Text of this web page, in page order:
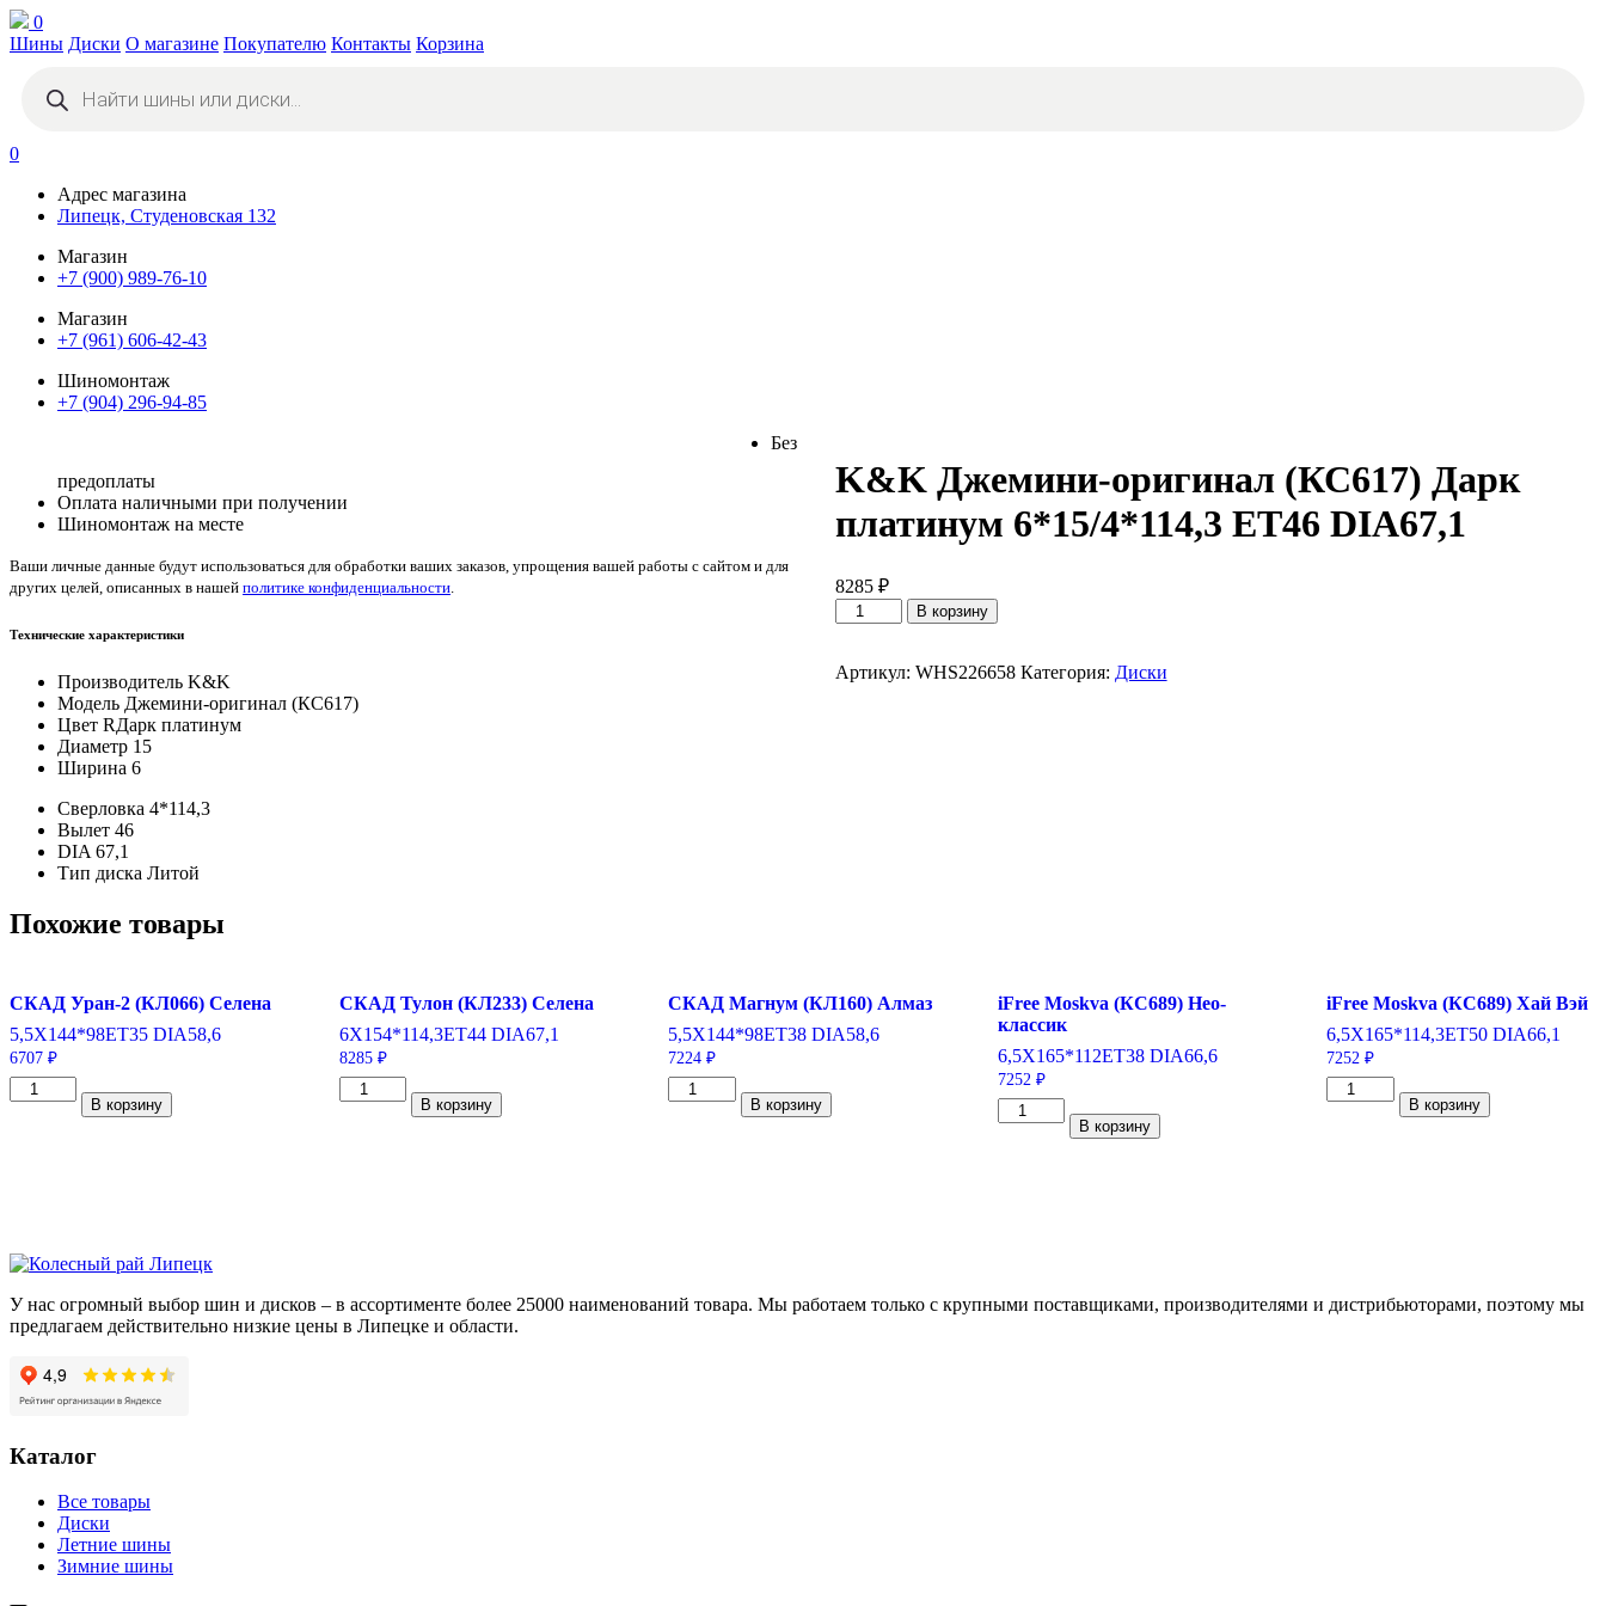
0
Шины Диски О магазине Покупателю Контакты Корзина
товаров
0
Адрес магазина
Липецк, Студеновская 132
Магазин
+7 (900) 989-76-10
Магазин
+7 (961) 606-42-43
Шиномонтаж
+7 (904) 296-94-85
K&K Джемини-оригинал (КС617) Дарк
платинум 6*15/4*114,3 ET46 DIA67,1
8285 ₽
Количество
товара
Джемини-
В корзину
Артикул: WHS226658 Категория: Диски
Без
предоплаты
Оплата наличными при получении
Шиномонтаж на месте
Ваши личные данные будут использоваться для обработки ваших заказов, упрощения вашей работы с сайтом и для
других целей, описанных в нашей политике конфиденциальности.
Технические характеристики
Производитель K&K
Модель Джемини-оригинал (КС617)
Цвет RДарк платинум
Диаметр 15
Ширина 6
Сверловка 4*114,3
Вылет 46
DIA 67,1
Тип диска Литой
Похожие товары
СКАД Уран-2 (КЛ066) Селена
5,5X144*98ET35 DIA58,6
6707 ₽
Количество
товара
DIA58,6
В корзину
СКАД Тулон (КЛ233) Селена
6X154*114,3ET44DIA67,1
8285 ₽
Количество
товара
В корзину
СКАД Магнум (КЛ160) Алмаз
5,5X144*98ET38 DIA58,6
7224₽
Количество
товара
В корзину
iFree Moskva (КС689) Нео-
классик
6,5X165*112ET38DIA66,6
7252 ₽
Количество
товара
DIA66,6
В корзину
iFree Moskva (КС689) Хай Вэй
6,5X165*114,3ET50 DIA66,1
7252₽
Количество
товара
В корзину
У нас огромный выбор шин и дисков – в ассортименте более 25000 наименований товара. Мы работаем только с крупными поставщиками, производителями и дистрибьюторами, поэтому мы
предлагаем действительно низкие цены в Липецке и области.
Каталог
Все товары
Диски
Летние шины
Зимние шины